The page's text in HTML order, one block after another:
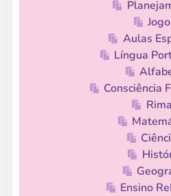
Aulas
Língua
Consciência
Ensino